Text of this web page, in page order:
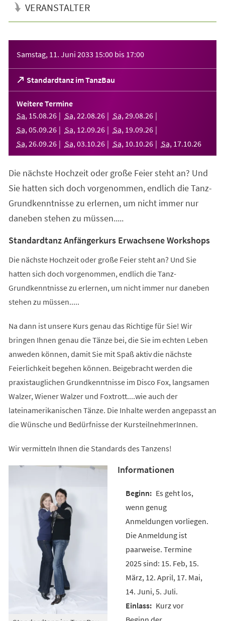
VERANSTALTER
Samstag, 11. Juni 2033 15:00 bis 17:00
Standardtanz im TanzBau
(Öffnet
in
einem
neuen
Tab)
Weitere Termine
Sa, 15.08.26 Sa, 22.08.26 Sa, 29.08.26
Sa, 05.09.26 Sa, 12.09.26 Sa, 19.09.26
Sa, 26.09.26 Sa, 03.10.26 Sa, 10.10.26 Sa, 17.10.26
Die nächste Hochzeit oder große Feier steht an? Und
Sie hatten sich doch vorgenommen, endlich die Tanz-
Grundkenntnisse zu erlernen, um nicht immer nur
daneben stehen zu müssen.....
Standardtanz Anfängerkurs Erwachsene Workshops
Die nächste Hochzeit oder große Feier steht an? Und Sie
hatten sich doch vorgenommen, endlich die Tanz-
Grundkenntnisse zu erlernen, um nicht immer nur daneben
stehen zu müssen.....
Na dann ist unsere Kurs genau das Richtige für Sie! Wir
bringen Ihnen genau die Tänze bei, die Sie im echten Leben
anweden können, damit Sie mit Spaß aktiv die nächste
Feierlichkeit begehen können. Beigebracht werden die
praxistauglichen Grundkenntnisse im Disco Fox, langsamen
Walzer, Wiener Walzer und Foxtrott....wie auch der
lateinamerikanischen Tänze. Die Inhalte werden angepasst an
die Wünsche und Bedürfnisse der KursteilnehmerInnen.
Wir vermitteln Ihnen die Standards des Tanzens!
Informationen
Es geht los,
wenn genug
Anmeldungen vorliegen.
Die Anmeldung ist
paarweise. Termine
2025 sind: 15. Feb, 15.
März, 12. April, 17. Mai,
14. Juni, 5. Juli.
Kurz vor